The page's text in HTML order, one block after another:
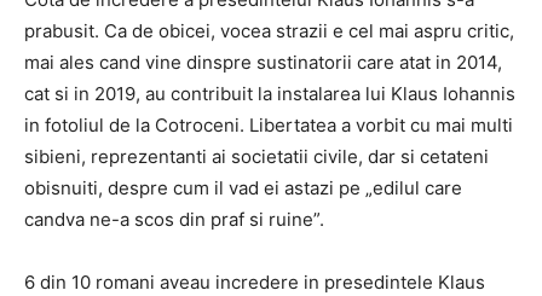
prabusit. Ca de obicei, vocea strazii e cel mai aspru critic,
mai ales cand vine dinspre sustinatorii care atat in 2014,
cat si in 2019, au contribuit la instalarea lui Klaus Iohannis
in fotoliul de la Cotroceni. Libertatea a vorbit cu mai multi
sibieni, reprezentanti ai societatii civile, dar si cetateni
obisnuiti, despre cum il vad ei astazi pe „edilul care
candva ne-a scos din praf si ruine”.
6 din 10 romani aveau incredere in presedintele Klaus